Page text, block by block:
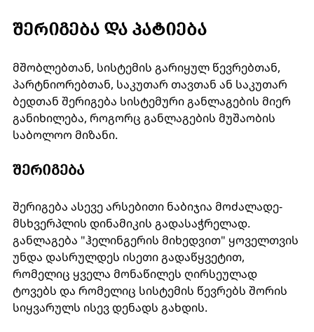
ᲨᲔᲠᲘᲒᲔᲑᲐ ᲓᲐ ᲞᲐᲢᲘᲔᲑᲐ
მშობლებთან, სისტემის გარიყულ წევრებთან,
პარტნიორებთან, საკუთარ თავთან ან საკუთარ
ბედთან შერიგება სისტემური განლაგების მიერ
განიხილება, როგორც განლაგების მუშაობის
საბოლოო მიზანი.
ᲨᲔᲠᲘᲒᲔᲑᲐ
შერიგება ასევე არსებითი ნაბიჯია მოძალადე-
მსხვერპლის დინამიკის გადასაჭრელად.
განლაგება "ჰელინგერის მიხედვით" ყოველთვის
უნდა დასრულდეს ისეთი გადაწყვეტით,
რომელიც ყველა მონაწილეს ღირსეულად
ტოვებს და რომელიც სისტემის წევრებს შორის
სიყვარულს ისევ დენადს გახდის.